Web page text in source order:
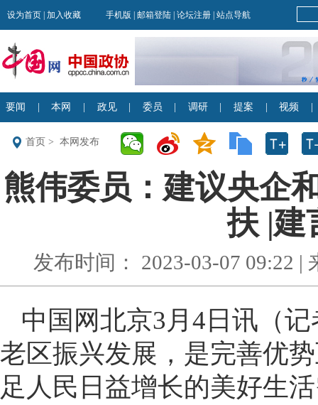
首页 > 本网发布
熊伟委员：建议央企
扶 |建
发布时间： 2023-03-07 09:22
中国网北京3月4日讯（
老区振兴发展，是完善优
足人民日益增长的美好生